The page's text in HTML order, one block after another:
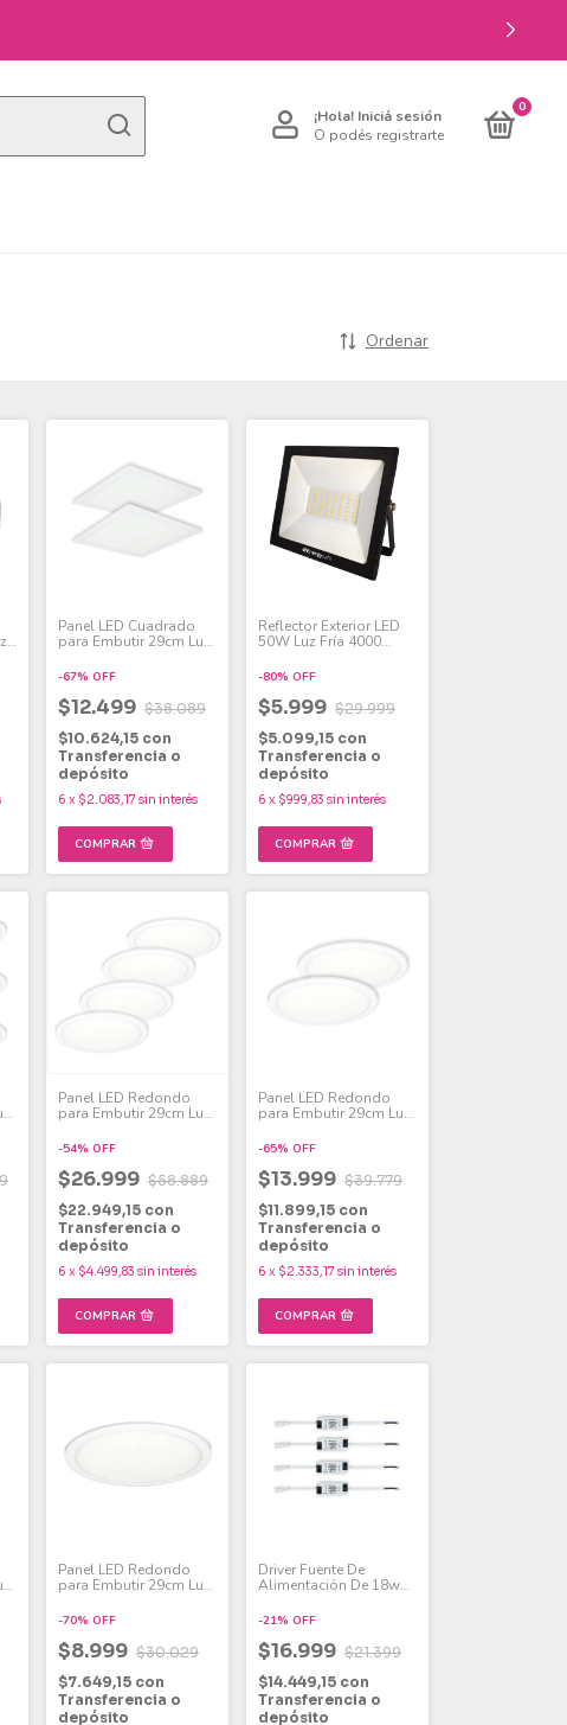
¡Hola! Iniciá sesión
O podés registrarte
0
Ordenar
Panel LED Cuadrado
para Embutir 29cm Luz
-67% OFF
$12.499 $38.089
$10.624,15 con
Transferencia o
depósito
6 x $2.083,17 sin interés
Reflector Exterior LED
50W Luz Fría 4000
-80% OFF
$5.999 $29.999
$5.099,15 con
Transferencia o
depósito
6 x $999,83 sin interés
Panel LED Redondo
para Embutir 29cm Luz
-54% OFF
$26.999 $58.889
$22.949,15 con
Transferencia o
depósito
6 x $4.499,83 sin interés
Panel LED Redondo
para Embutir 29cm Luz
-65% OFF
$13.999 $39.779
$11.899,15 con
Transferencia o
depósito
6 x $2.333,17 sin interés
Panel LED Redondo
para Embutir 29cm Luz
-70% OFF
$8.999 $30.029
$7.649,15 con
Transferencia o
depósito
Driver Fuente De
Alimentación De 18w
-21% OFF
$16.999 $21.399
$14.449,15 con
Transferencia o
depósito